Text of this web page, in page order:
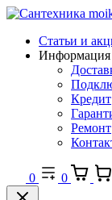
Статьи и
Информация
Кредит
Ремонт
0 0